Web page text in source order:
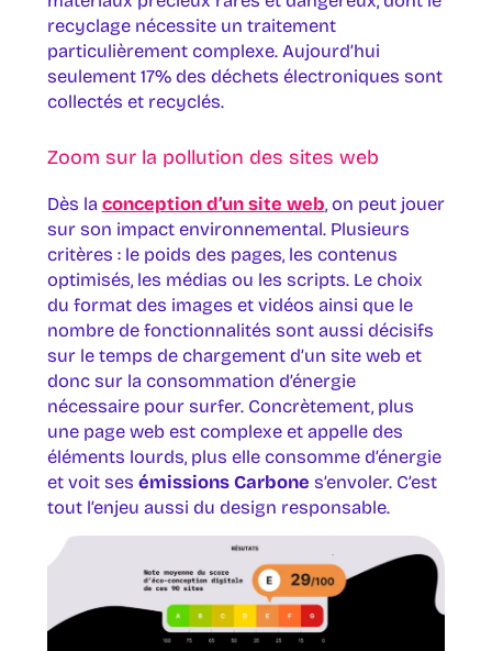
recyclage nécessite un traitement
particulièrement complexe. Aujourd’hui
seulement 17% des déchets électroniques sont
collectés et recyclés.
Zoom sur la pollution des sites web
Dès la conception d’un site web, on peut jouer
sur son impact environnemental. Plusieurs
critères : le poids des pages, les contenus
optimisés, les médias ou les scripts. Le choix
du format des images et vidéos ainsi que le
nombre de fonctionnalités sont aussi décisifs
sur le temps de chargement d’un site web et
donc sur la consommation d’énergie
nécessaire pour surfer. Concrètement, plus
une page web est complexe et appelle des
éléments lourds, plus elle consomme d’énergie
et voit ses émissions Carbone s’envoler. C’est
tout l’enjeu aussi du design responsable.